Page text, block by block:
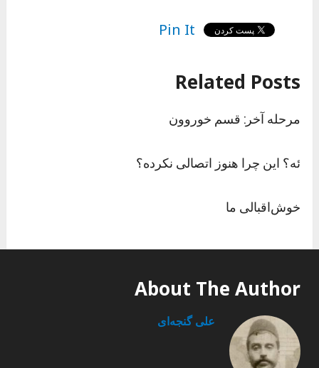
Pin It
Related Posts
مرحله آخر: قسم خوروون
ئه؟ این چرا هنوز اتصالی نکرده؟
خوش‌اقبالی ما
About The Author
علی گنجه‌ای